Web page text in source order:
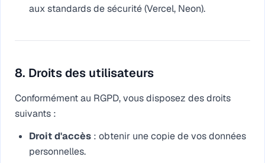
aux standards de sécurité (Vercel, Neon).
8. Droits des utilisateurs
Conformément au RGPD, vous disposez des droits
suivants :
Droit d'accès : obtenir une copie de vos données
personnelles.